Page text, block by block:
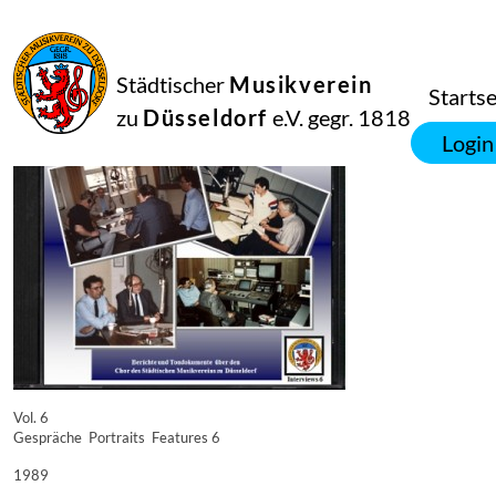
Städtischer Musikverein
zu Düsseldorf e.V. gegr. 1818
Login
September
2014
Manfred Hill
9927
Vol. 6
Gespräche  Portraits  Features 6
1989